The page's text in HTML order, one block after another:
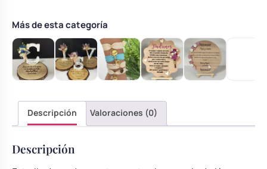
Cielo'
Mariposa
Verde
Arriba
Más de esta categoría
Descripción Valoraciones (0)
Descripción